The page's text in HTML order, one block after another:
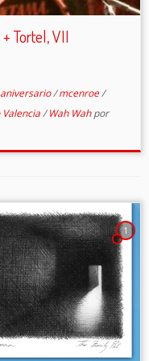
Tortel, VII
/mcenroe/
Valencia/Wah Wahpor
1